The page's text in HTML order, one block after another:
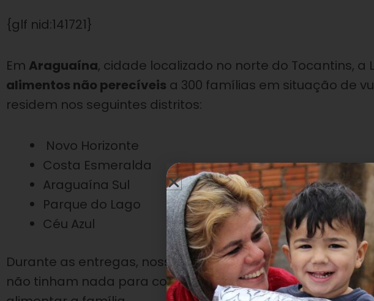
{glf nid:141721}
Em Araguaína, cidade localizado no norte do Tocantins, a
alimentos não perecíveis a 300 famílias em situação de
residem nos seguintes distritos:
Novo Horizonte
Costa Esmeralda
Araguaína Sul
Parque do Lago
Céu Azul
Durante as entregas, nossa equipe se deparou com
não tinham nada para comer e, graças às doações de